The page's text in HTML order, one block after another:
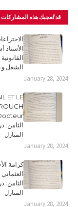
قد تُعجبك هذه المشاركات
الشغل
January 28, 2024
ET LE
الثامن:
January 28, 2024
كرامة
الثامن:
January 28, 2024